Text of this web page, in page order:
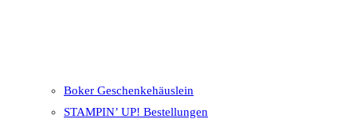
Boker Geschenkehäuslein
STAMPIN’ UP! Bestellungen